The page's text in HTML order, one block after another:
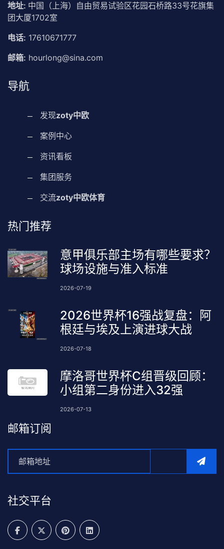
地址: 中国（上海）自由贸易试验区花园石桥路33号花旗集
团大厦1702室
电话: 17610671777
邮箱: hourlong@sina.com
导航
发现zoty中欧
案例中心
资讯看板
集团服务
交流zoty中欧体育
热门推荐
意甲俱乐部主场有哪些要求？
球场设施与准入标准
2026-07-19
2026世界杯16强战复盘：阿
根廷与埃及上演进球大战
2026-07-18
摩洛哥世界杯C组晋级回顾：
小组第二身份进入32强
2026-07-13
邮箱订阅
社交平台